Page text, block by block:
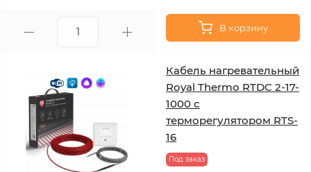
В корзину
Кабель нагревательный
Royal Thermo RTDC 2-17-
1000 с
терморегулятором RTS-
16
Под заказ